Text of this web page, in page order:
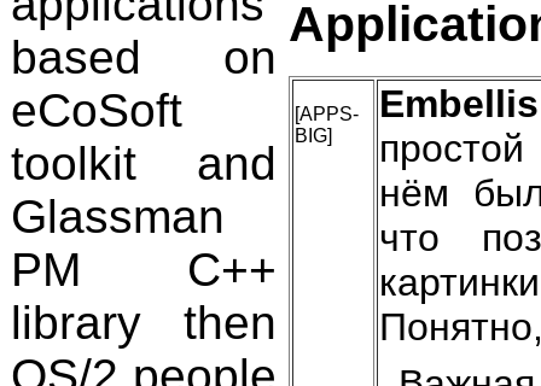
based on
eCoSoft
toolkit and
Glassman
PM C++
library then
OS/2 people
[APPS-
BIG]
нём
что